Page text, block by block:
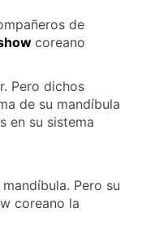
de
coreano
Pero dichos
de su mandíbula
en su sistema
Pero su
coreano la